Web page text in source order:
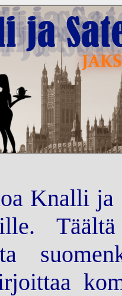
Knalli ja